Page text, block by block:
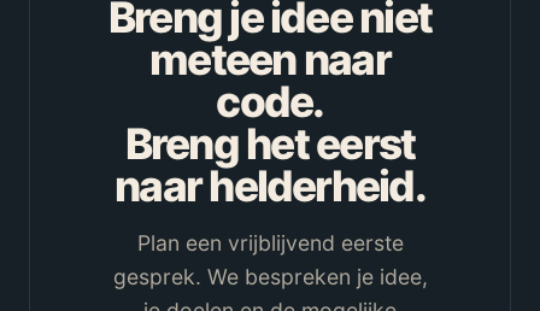
Breng je idee niet
meteen naar
code.
Breng het eerst
naar helderheid.
Plan een vrijblijvend eerste
gesprek. We bespreken je idee,